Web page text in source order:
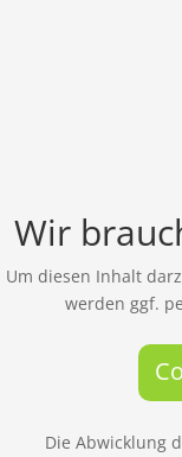
Wir
Um diesen Inhalt
werden ggf.
Die Abwicklung